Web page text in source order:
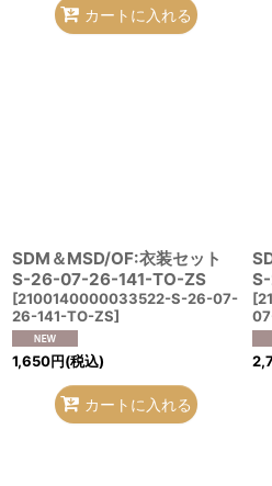
カートに入れる
SDM＆MSD/OF:衣装セット
S-26-07-26-141-TO-ZS
[2100140000033522-S-26-07-
26-141-TO-ZS]
1,650円(税込)
カートに入れる
[